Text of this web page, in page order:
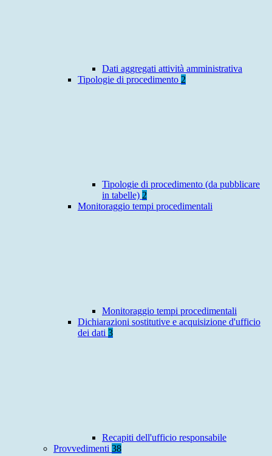
Dati aggregati attività amministrativa
Tipologie di procedimento 2
Tipologie di procedimento (da pubblicare
in tabelle) 2
Monitoraggio tempi procedimentali
Monitoraggio tempi procedimentali
Dichiarazioni sostitutive e acquisizione d'ufficio
dei dati 3
Recapiti dell'ufficio responsabile
Provvedimenti 38